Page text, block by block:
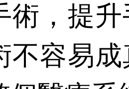
術，提
不容易